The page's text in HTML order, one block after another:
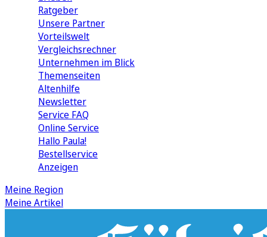
Ratgeber
Unsere Partner
Vorteilswelt
Vergleichsrechner
Unternehmen im Blick
Themenseiten
Altenhilfe
Newsletter
Service FAQ
Online Service
Hallo Paula!
Bestellservice
Anzeigen
Meine Region
Meine Artikel